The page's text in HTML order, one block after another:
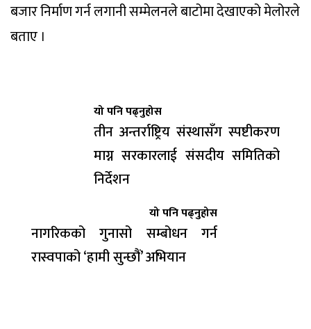
बजार निर्माण गर्न लगानी सम्मेलनले बाटोमा देखाएको मेलोरले
बताए ।
यो पनि पढ्नुहोस
तीन अन्तर्राष्ट्रिय संस्थासँग स्पष्टीकरण
माग्न सरकारलाई संसदीय समितिको
निर्देशन
यो पनि पढ्नुहोस
नागरिकको गुनासो सम्बोधन गर्न
रास्वपाको ‘हामी सुन्छौं’ अभियान